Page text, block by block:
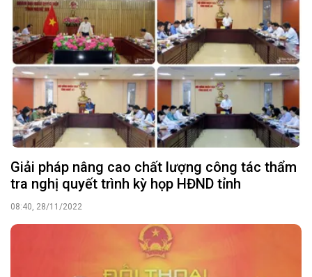
Giải pháp nâng cao chất lượng công tác thẩm
tra nghị quyết trình kỳ họp HĐND tỉnh
08:40, 28/11/2022